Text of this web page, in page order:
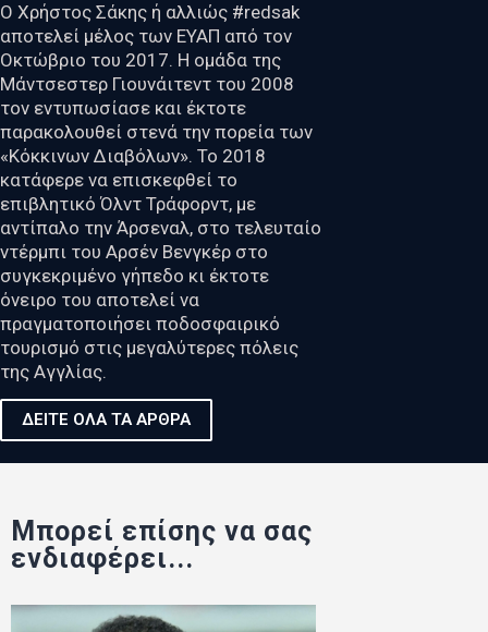
Ο Χρήστος Σάκης ή αλλιώς #redsak
αποτελεί μέλος των ΕΥΑΠ από τον
Οκτώβριο του 2017. Η ομάδα της
Μάντσεστερ Γιουνάιτεντ του 2008
τον εντυπωσίασε και έκτοτε
παρακολουθεί στενά την πορεία των
«Κόκκινων Διαβόλων». Το 2018
κατάφερε να επισκεφθεί το
επιβλητικό Όλντ Τράφορντ, με
αντίπαλο την Άρσεναλ, στο τελευταίο
ντέρμπι του Αρσέν Βενγκέρ στο
συγκεκριμένο γήπεδο κι έκτοτε
όνειρο του αποτελεί να
πραγματοποιήσει ποδοσφαιρικό
τουρισμό στις μεγαλύτερες πόλεις
της Αγγλίας.
ΔΕΙΤΕ ΟΛΑ ΤΑ ΑΡΘΡΑ
Μπορεί επίσης να σας
ενδιαφέρει...